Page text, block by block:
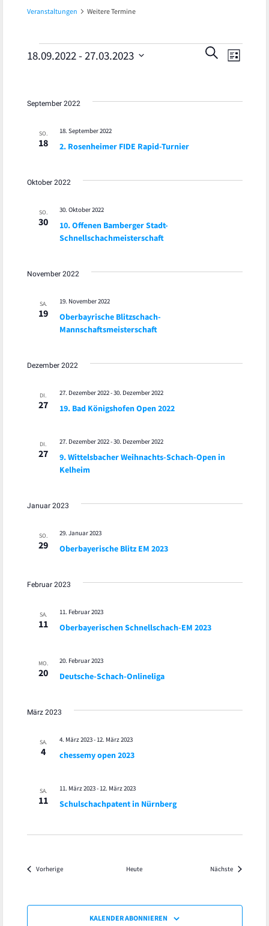
Veranstaltungen Weitere Termine
Veranstaltungen
und
SUCHE
LISTE
18.09.2022 - 27.03.2023
September 2022
SO.
18 2. Rosenheimer FIDE Rapid-Turnier
18. September 2022
Oktober 2022
SO.
30
10. Offenen Bamberger Stadt-
Schnellschachmeisterschaft
30. Oktober 2022
November 2022
SA.
19
Oberbayrische Blitzschach-
Mannschaftsmeisterschaft
19. November 2022
Dezember 2022
DI.
27 19. Bad Königshofen Open 2022
27. Dezember 2022-30. Dezember 2022
DI.
27
9. Wittelsbacher Weihnachts-Schach-Open in
Kelheim
27. Dezember 2022-30. Dezember 2022
Januar 2023
SO.
29 Oberbayerische Blitz EM 2023
29. Januar 2023
Februar 2023
SA.
11 Oberbayerischen Schnellschach-EM 2023
11. Februar 2023
MO.
20 Deutsche-Schach-Onlineliga
20. Februar 2023
März 2023
SA.
4 chessemy open 2023
4. März 2023- 12. März 2023
SA.
11 Schulschachpatent in Nürnberg
11. März 2023- 12. März 2023
VorherigeVeranstaltungen Heute Nächste
KALENDER ABONNIEREN